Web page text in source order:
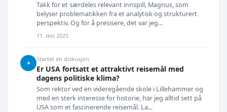
Takk for et særdeles relevant innspill, Magnus, som
belyser problematikken fra et analytisk og strukturert
perspektiv. Og for å presisere, det var jeg...
11. des 2025
+ Startet en diskusjon
Er USA fortsatt et attraktivt reisemål med
dagens politiske klima?
Som rektor ved en videregående skole i Lillehammer og
med en sterk interesse for historie, har jeg alltid sett på
USA som et fascinerende reisemål. La...